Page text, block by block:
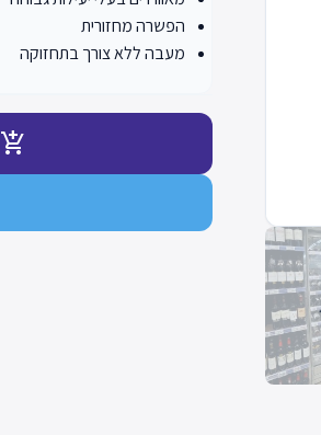
הפשרה מחזורית
מעבה ללא צורך בתחזוקה
add_shopping_cart